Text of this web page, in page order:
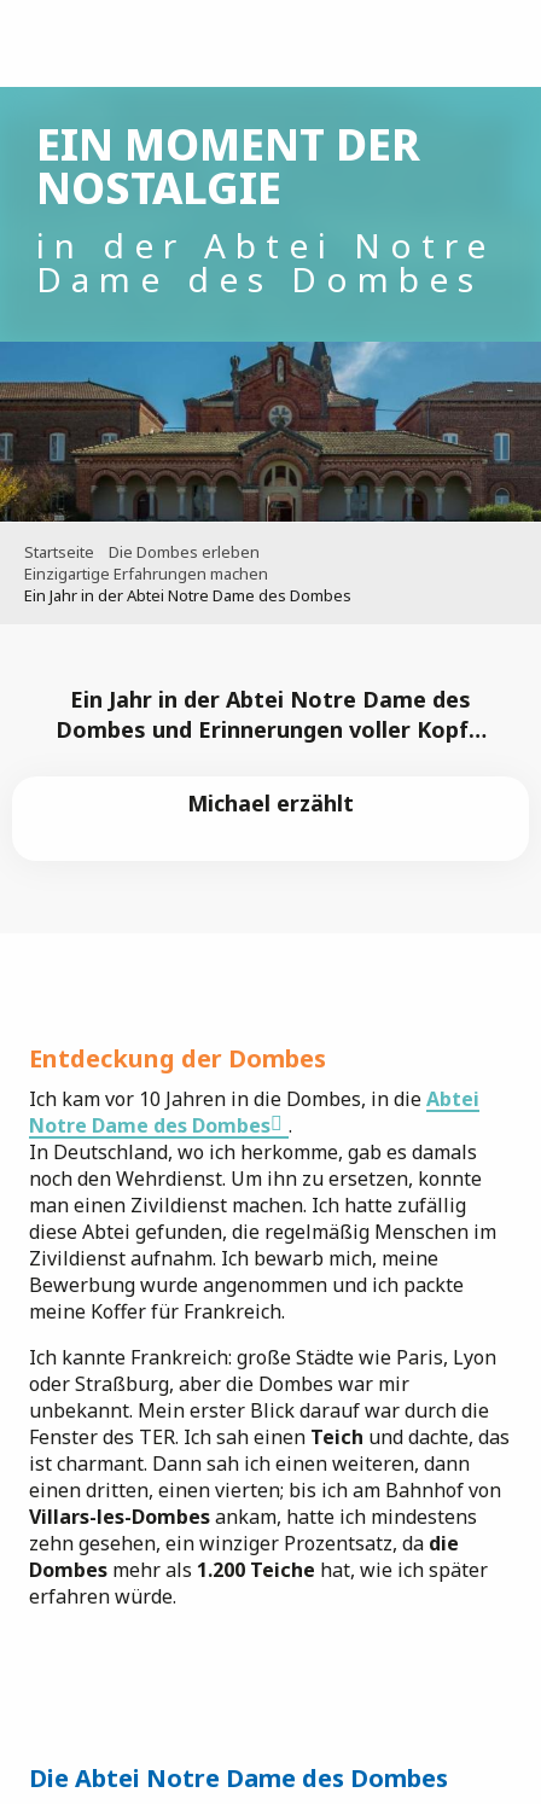
EIN MOMENT DER
NOSTALGIE
in der Abtei Notre
Dame des Dombes
Startseite
Die Dombes erleben
Einzigartige Erfahrungen machen
Ein Jahr in der Abtei Notre Dame des Dombes
Ein Jahr in der Abtei Notre Dame des
Dombes und Erinnerungen voller Kopf…
Michael erzählt
Entdeckung der Dombes
Ich kam vor 10 Jahren in die Dombes, in dieAbtei
Notre Dame des Dombes
.
In Deutschland, wo ich herkomme, gab es damals
noch den Wehrdienst. Um ihn zu ersetzen, konnte
man einen Zivildienst machen. Ich hatte zufällig
diese Abtei gefunden, die regelmäßig Menschen im
Zivildienst aufnahm. Ich bewarb mich, meine
Bewerbung wurde angenommen und ich packte
meine Koffer für Frankreich.
Ich kannte Frankreich: große Städte wie Paris, Lyon
oder Straßburg, aber die Dombes war mir
unbekannt. Mein erster Blick darauf war durch die
Fenster des TER. Ich sah einen Teich und dachte, das
ist charmant. Dann sah ich einen weiteren, dann
einen dritten, einen vierten; bis ich am Bahnhof von
Villars-les-Dombesankam, hatte ich mindestens
zehn gesehen, ein winziger Prozentsatz, da die
Dombes mehr als 1.200 Teiche hat, wie ich später
erfahren würde.
Die Abtei Notre Dame des Dombes